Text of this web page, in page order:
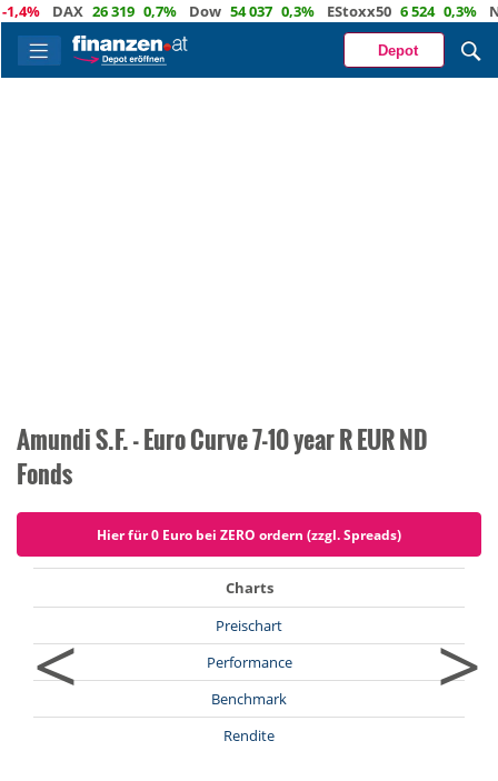
DAX 26 319 0,7% Dow 54 037 0,3% EStoxx50 6 524 0,3%
Depot
Amundi S.F. - Euro Curve 7-10 year R EUR ND
Fonds
Hier für 0 Euro bei ZERO ordern (zzgl. Spreads)
<
Charts
Preischart
Performance
Benchmark
Rendite
>